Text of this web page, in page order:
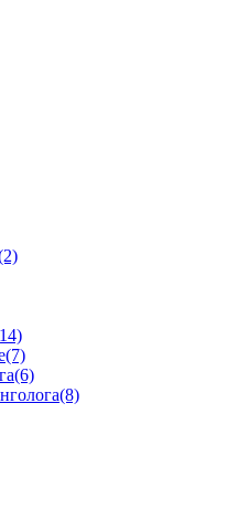
(7)
(6)
(8)